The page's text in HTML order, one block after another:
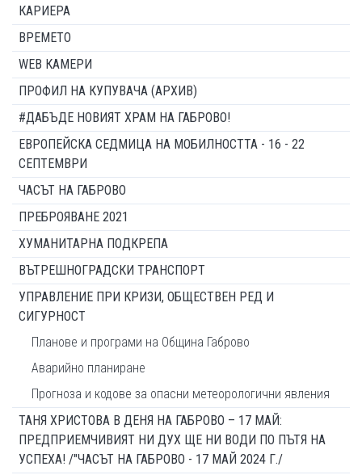
КАРИЕРА
ВРЕМЕТО
WEB КАМЕРИ
ПРОФИЛ НА КУПУВАЧА (АРХИВ)
#ДАБЪДЕ НОВИЯТ ХРАМ НА ГАБРОВО!
ЕВРОПЕЙСКА СЕДМИЦА НА МОБИЛНОСТТА - 16 - 22
СЕПТЕМВРИ
ЧАСЪТ НА ГАБРОВО
ПРЕБРОЯВАНЕ 2021
ХУМАНИТАРНА ПОДКРЕПА
ВЪТРЕШНОГРАДСКИ ТРАНСПОРТ
УПРАВЛЕНИЕ ПРИ КРИЗИ, ОБЩЕСТВЕН РЕД И
СИГУРНОСТ
Планове и програми на Община Габрово
Аварийно планиране
Прогноза и кодове за опасни метеорологични явления
ТАНЯ ХРИСТОВА В ДЕНЯ НА ГАБРОВО – 17 МАЙ:
ПРЕДПРИЕМЧИВИЯТ НИ ДУХ ЩЕ НИ ВОДИ ПО ПЪТЯ НА
УСПЕХА! /"ЧАСЪТ НА ГАБРОВО - 17 МАЙ 2024 Г./